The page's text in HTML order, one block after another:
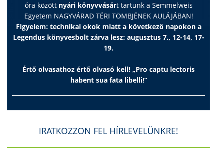
óra között nyári könyvvásárt tartunk a Semmelweis
Egyetem NAGYVÁRAD TÉRI TÖMBJÉNEK AULÁJÁBAN!
Figyelem: technikai okok miatt a következő napokon a
Legendus könyvesbolt zárva lesz: augusztus 7., 12-14, 17-
19.
Értő olvasathoz értő olvasó kell! „Pro captu lectoris
habent sua fata libelli!”
IRATKOZZON FEL HÍRLEVELÜNKRE!